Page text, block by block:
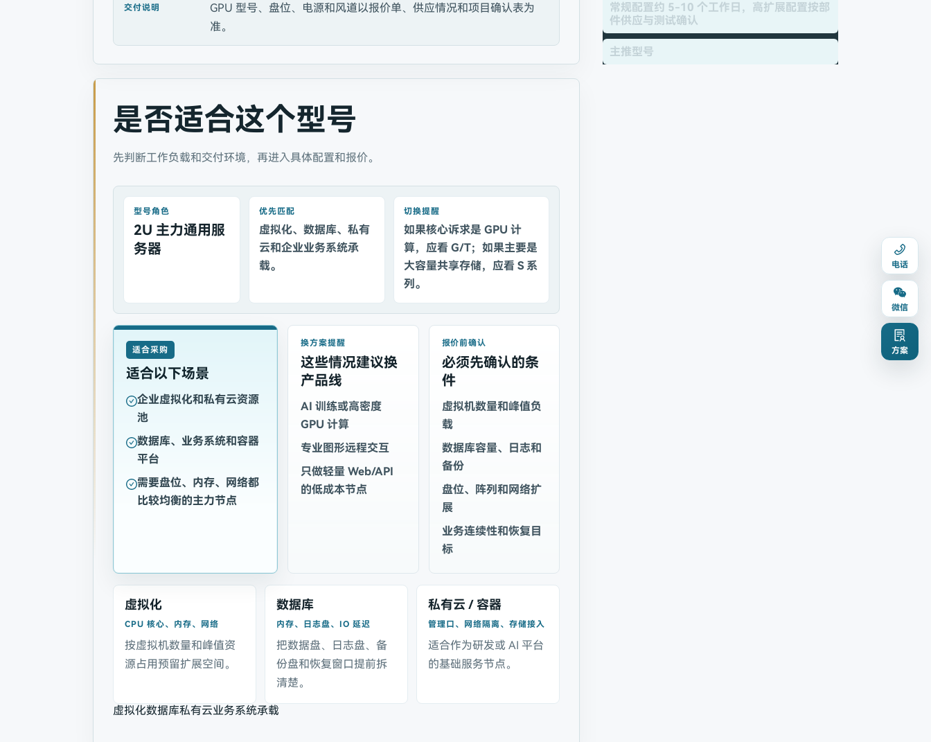
交付说明
GPU 型号、盘位、电源和风道以报价单、供应情况和项目确认表为
准。
是否适合这个型号
先判断工作负载和交付环境，再进入具体配置和报价。
型号角色
2U 主力通用服
务器
优先匹配
虚拟化、数据库、私有
云和企业业务系统承
载。
切换提醒
如果核心诉求是 GPU 计
算，应看 G/T；如果主要是
大容量共享存储，应看 S 系
列。
适合采购
适合以下场景
企业虚拟化和私有云资源
池
数据库、业务系统和容器
平台
需要盘位、内存、网络都
比较均衡的主力节点
换方案提醒
这些情况建议换
产品线
AI 训练或高密度
GPU 计算
专业图形远程交互
只做轻量 Web/API
的低成本节点
报价前确认
必须先确认的条
件
虚拟机数量和峰值负
载
数据库容量、日志和
备份
盘位、阵列和网络扩
展
业务连续性和恢复目
标
虚拟化
CPU 核心、内存、网络
按虚拟机数量和峰值资
源占用预留扩展空间。
数据库
内存、日志盘、IO 延迟
把数据盘、日志盘、备
份盘和恢复窗口提前拆
清楚。
私有云 / 容器
管理口、网络隔离、存储接入
适合作为研发或 AI 平台
的基础服务节点。
虚拟化数据库私有云业务系统承载
常规配置约 5-10 个工作日，高扩展配置按部
件供应与测试确认
主推型号
电话
微信
方案